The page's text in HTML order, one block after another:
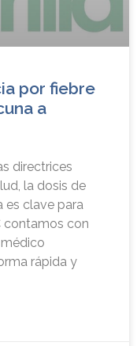
por fiebre
a
directrices
la dosis de
es clave para
contamos con
rápida y